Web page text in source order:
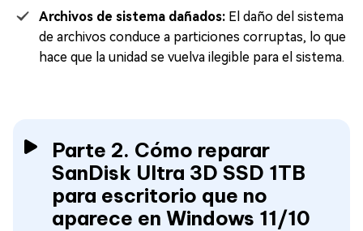
Archivos de sistema dañados: El daño del sistema
de archivos conduce a particiones corruptas, lo que
hace que la unidad se vuelva ilegible para el sistema.
Parte 2. Cómo reparar
SanDisk Ultra 3D SSD 1TB
para escritorio que no
aparece en Windows 11/10